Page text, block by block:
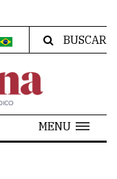
BUSCAR
MENU